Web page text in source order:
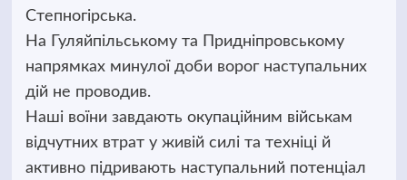
Степногірська.
На Гуляйпільському та Придніпровському
напрямках минулої доби ворог наступальних
дій не проводив.
Наші воїни завдають окупаційним військам
відчутних втрат у живій силі та техніці й
активно підривають наступальний потенціал